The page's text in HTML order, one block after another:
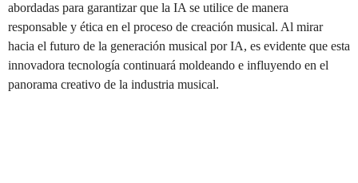
abordadas para garantizar que la IA se utilice de manera
responsable y ética en el proceso de creación musical. Al mirar
hacia el futuro de la generación musical por IA, es evidente que esta
innovadora tecnología continuará moldeando e influyendo en el
panorama creativo de la industria musical.